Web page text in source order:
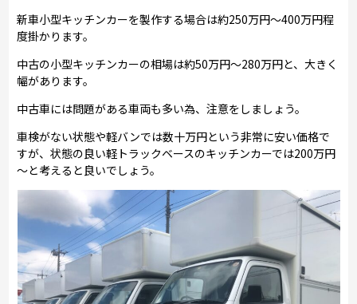
新車小型キッチンカーを製作する場合は約250万円～400万円程
度掛かります。
中古の小型キッチンカーの相場は約50万円～280万円と、大きく
幅があります。
中古車には問題がある車両も多い為、注意をしましょう。
車検がない状態や軽バンでは数十万円という非常に安い価格で
すが、状態の良い軽トラックベースのキッチンカーでは200万円
～と考えると良いでしょう。